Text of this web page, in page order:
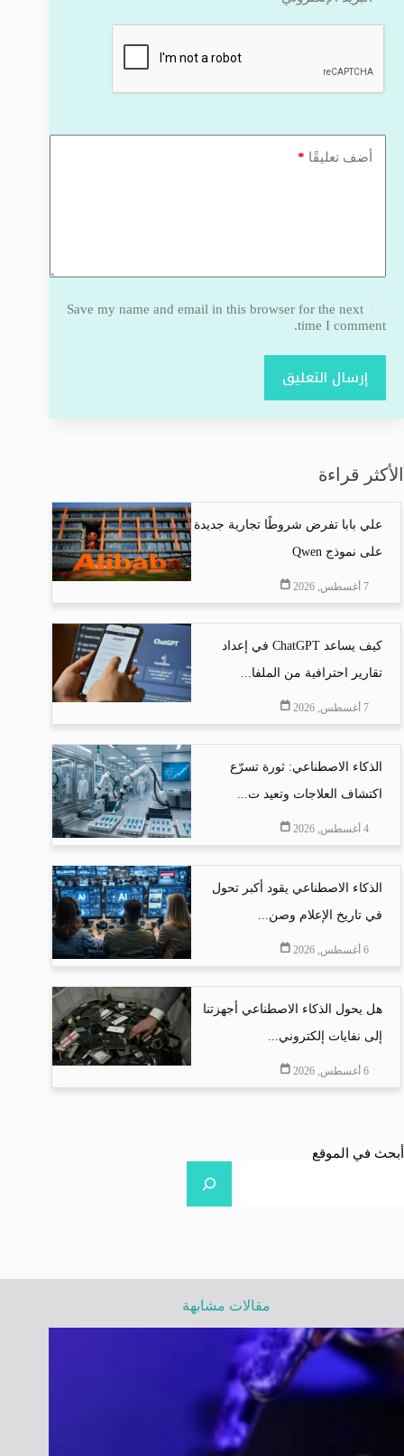
أضف تعليقًا *
Save my name and email in this browser for the next
time I comment.
إرسال التعليق
الأكثر قراءة
علي بابا تفرض شروطًا تجارية جديدة
على نموذج Qwen
7 أغسطس, 2026
كيف يساعد ChatGPT في إعداد
تقارير احترافية من الملفا...
7 أغسطس, 2026
الذكاء الاصطناعي: ثورة تسرّع
اكتشاف العلاجات وتعيد ت...
4 أغسطس, 2026
الذكاء الاصطناعي يقود أكبر تحول
في تاريخ الإعلام وصن...
6 أغسطس, 2026
هل يحول الذكاء الاصطناعي أجهزتنا
إلى نفايات إلكتروني...
6 أغسطس, 2026
أبحث في الموقع
مقالات مشابهة